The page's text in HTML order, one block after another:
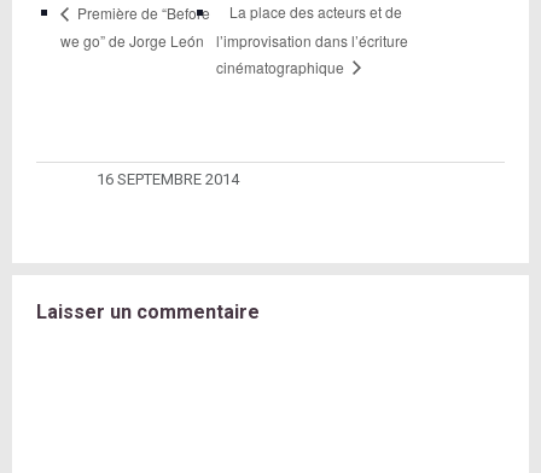
Première de “Before
we go” de Jorge León
La place des acteurs et de
l’improvisation dans l’écriture
cinématographique
16 SEPTEMBRE 2014
Laisser un commentaire